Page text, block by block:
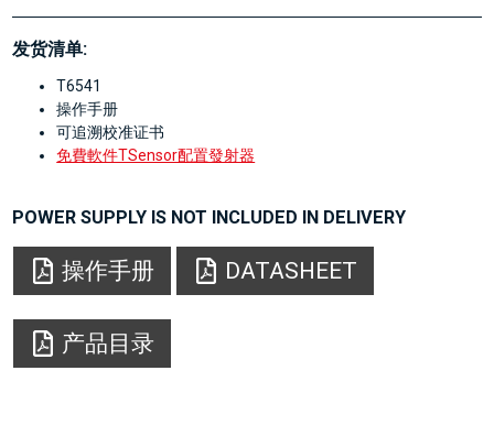
发货清单:
T6541
操作手册
可追溯校准证书
免費軟件TSensor配置發射器
POWER SUPPLY IS NOT INCLUDED IN DELIVERY
操作手册 DATASHEET
产品目录